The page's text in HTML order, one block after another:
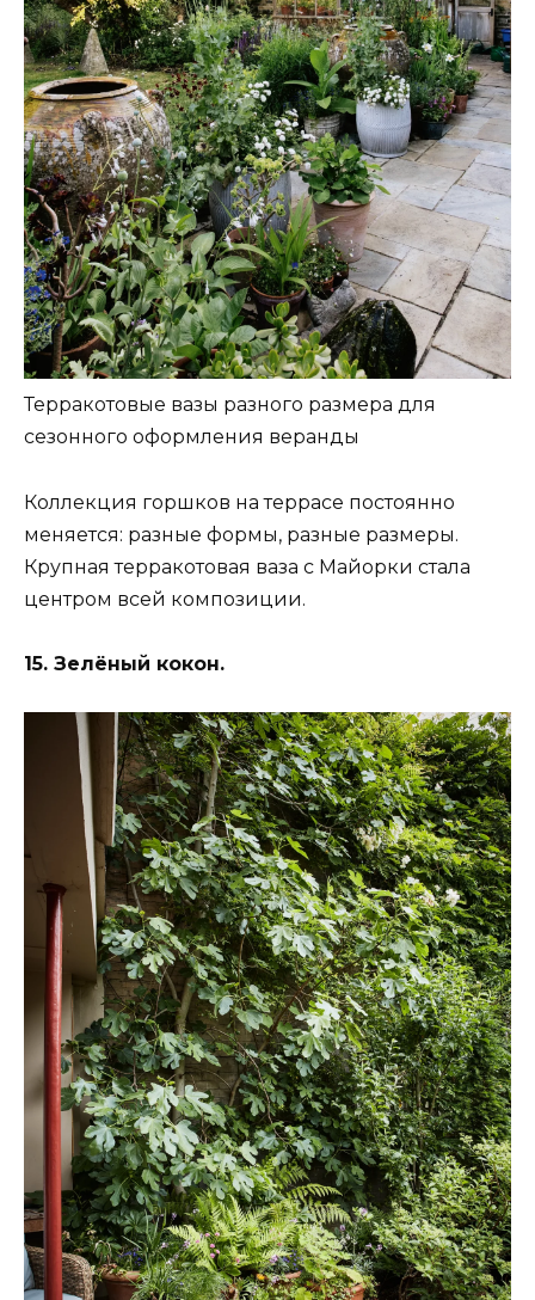
Терракотовые вазы разного размера для
сезонного оформления веранды
Коллекция горшков на террасе постоянно
меняется: разные формы, разные размеры.
Крупная терракотовая ваза с Майорки стала
центром всей композиции.
15. Зелёный кокон.